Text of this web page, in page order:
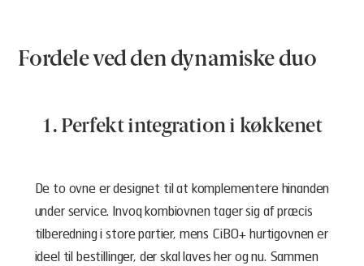
Fordele ved den dynamiske duo
1. Perfekt integration i køkkenet
De to ovne er designet til at komplementere hinanden
under service. Invoq kombiovnen tager sig af præcis
tilberedning i store partier, mens CiBO+ hurtigovnen er
ideel til bestillinger, der skal laves her og nu. Sammen